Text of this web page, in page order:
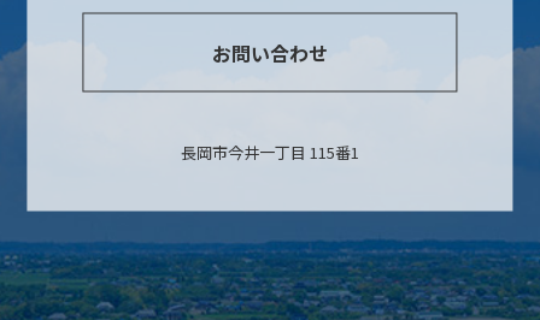
お問い合わせ
長岡市今井一丁目 115番1